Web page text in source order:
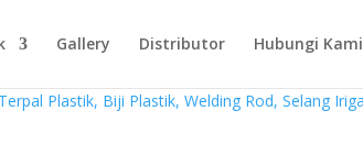
Gallery Distributor Hubungi Kami